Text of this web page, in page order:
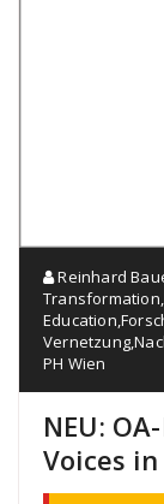
Reinhard
Transformation,
Education,
Vernetzung,
PH Wien
NEU:
Voices in